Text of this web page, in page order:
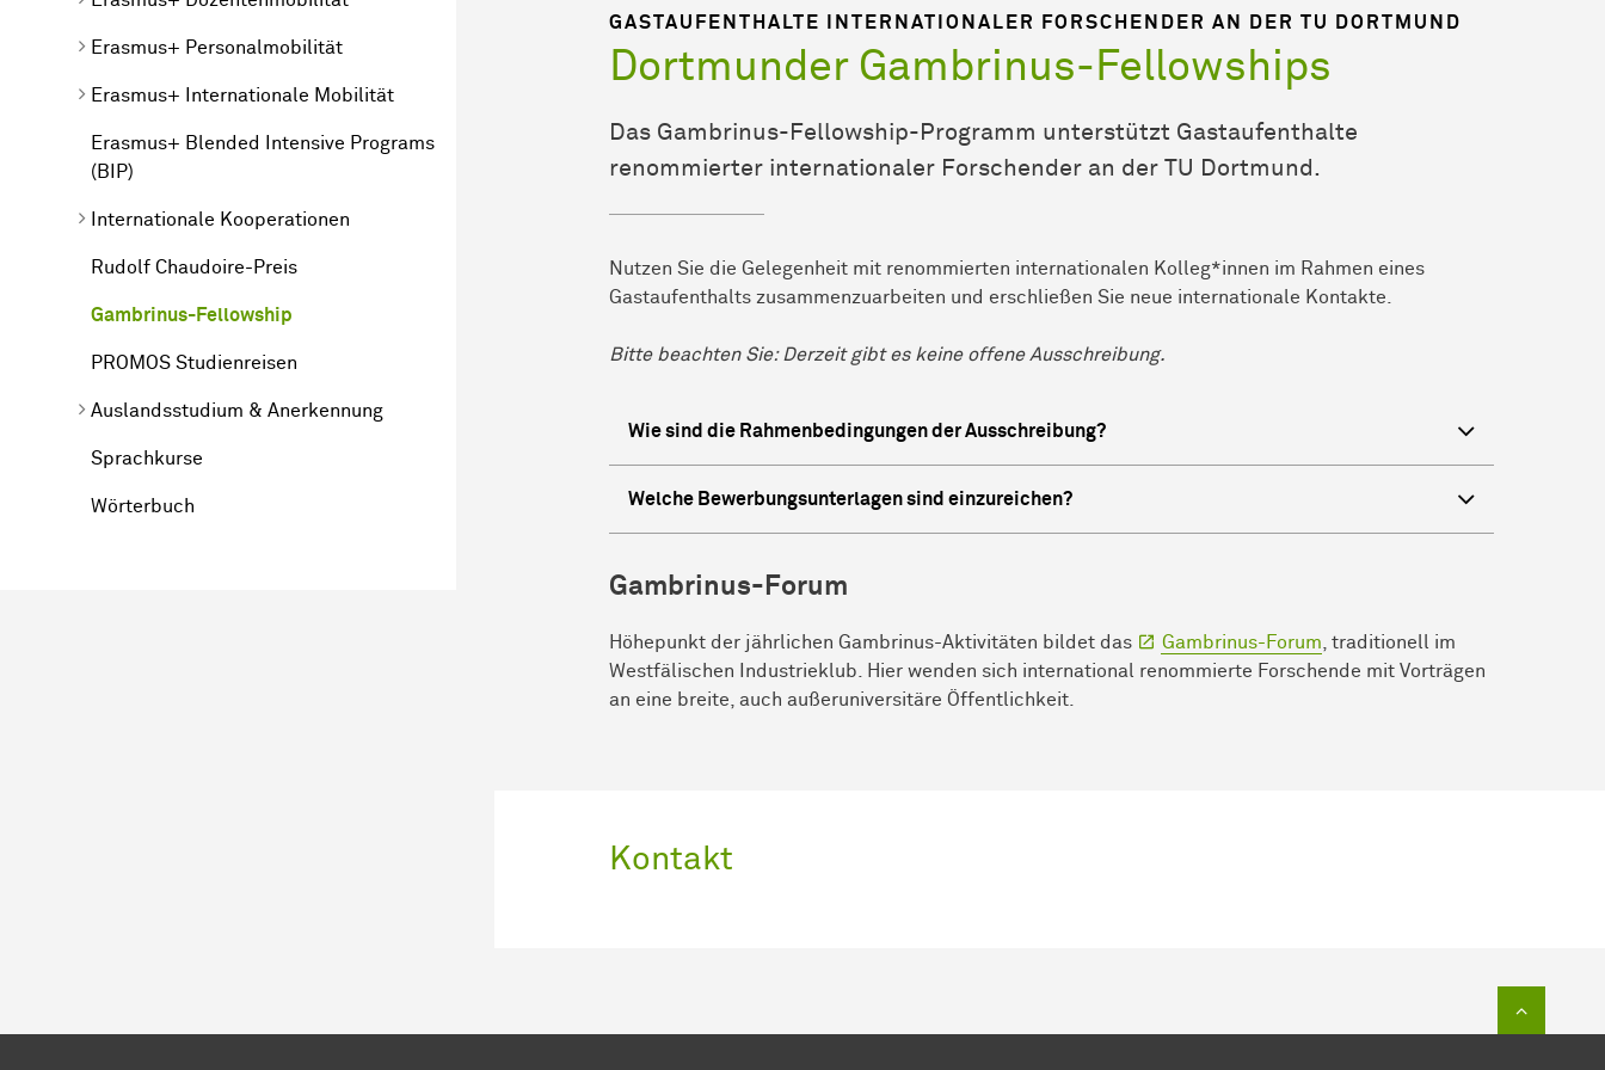
Erasmus+ Personalmobilität
Erasmus+ Internationale Mobilität
Erasmus+ Blended Intensive Programs
(BIP)
Internationale Kooperationen
Rudolf Chaudoire-Preis
Gambrinus-Fellowship
PROMOS Studienreisen
Auslandsstudium & Anerkennung
Sprachkurse
Wörterbuch
GASTAUFENTHALTE INTERNATIONALER FORSCHENDER AN DER TU DORTMUND
Dort­mun­der Gambrinus-Fellowships
Das Gambrinus-Fellowship-Programm unterstützt Gastaufenthalte
renommierter internationaler Forschender an der TU Dortmund.
Nutzen Sie die Gelegenheit mit renommierten internationalen Kolleg*innen im Rahmen eines
Gastaufenthalts zusammenzuarbeiten und erschließen Sie neue internationale Kontakte.
Bitte beachten Sie: Derzeit gibt es keine offene Ausschreibung.
Wie sind die Rahmenbedingungen der Ausschreibung?
Welche Bewerbungsunterlagen sind einzureichen?
Gambrinus-Forum
Höhepunkt der jährlichen Gambrinus-Aktivitäten bildet das Gambrinus-Forum , traditionell im
Westfälischen Industrieklub. Hier wenden sich in­ter­na­tio­nal renommierte Forschende mit Vorträgen
an eine breite, auch außeruniversitäre Öffentlichkeit.
Kontakt